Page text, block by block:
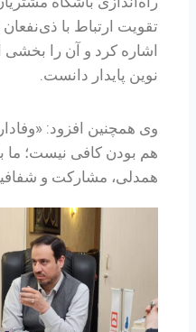
تقویت ارتباط با
اشاره کرد و آن را بخشی
نوین پایدار دانست.
وی همچنین افزود:
هم بودن کافی نیست؛ ما
همدلی، مشارکت و